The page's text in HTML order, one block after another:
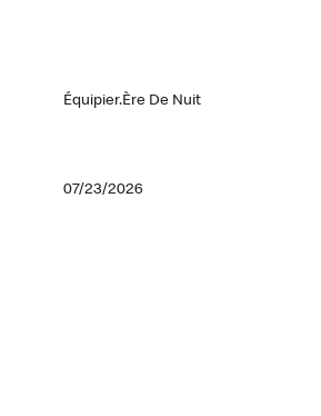
Équipier.ère De Nuit
07/23/2026